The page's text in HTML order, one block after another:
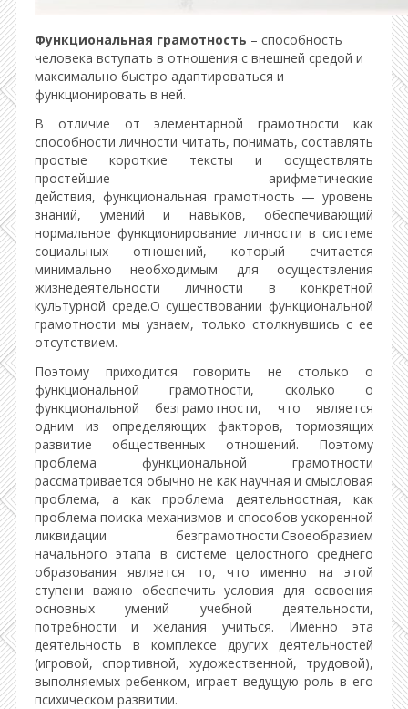
Функциональная грамотность – способность
человека вступать в отношения с внешней средой и
максимально быстро адаптироваться и
функционировать в ней.
В отличие от элементарной грамотности как
способности личности читать, понимать, составлять
простые короткие тексты и осуществлять
простейшие арифметические
действия, функциональная грамотность — уровень
знаний, умений и навыков, обеспечивающий
нормальное функционирование личности в системе
социальных отношений, который считается
минимально необходимым для осуществления
жизнедеятельности личности в конкретной
культурной среде.О существовании функциональной
грамотности мы узнаем, только столкнувшись с ее
отсутствием.
Поэтому приходится говорить не столько о
функциональной грамотности, сколько о
функциональной безграмотности, что является
одним из определяющих факторов, тормозящих
развитие общественных отношений. Поэтому
проблема функциональной грамотности
рассматривается обычно не как научная и смысловая
проблема, а как проблема деятельностная, как
проблема поиска механизмов и способов ускоренной
ликвидации безграмотности.Своеобразием
начального этапа в системе целостного среднего
образования является то, что именно на этой
ступени важно обеспечить условия для освоения
основных умений учебной деятельности,
потребности и желания учиться. Именно эта
деятельность в комплексе других деятельностей
(игровой, спортивной, художественной, трудовой),
выполняемых ребенком, играет ведущую роль в его
психическом развитии.